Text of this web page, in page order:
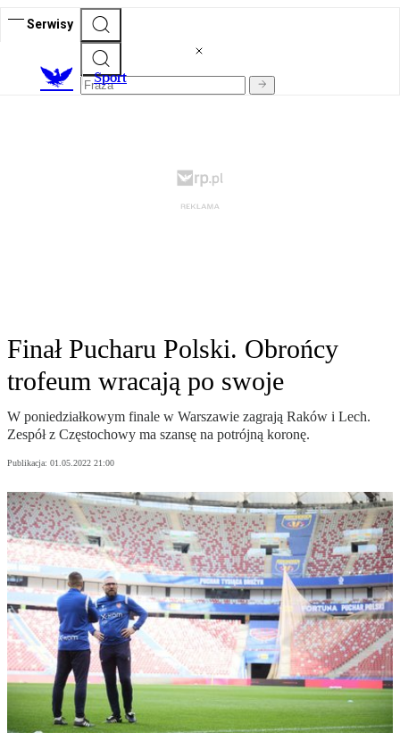
Serwisy
Sport
Finał Pucharu Polski. Obrońcy
trofeum wracają po swoje
W poniedziałkowym finale w Warszawie zagrają Raków i Lech.
Zespół z Częstochowy ma szansę na potrójną koronę.
Publikacja: 01.05.2022 21:00